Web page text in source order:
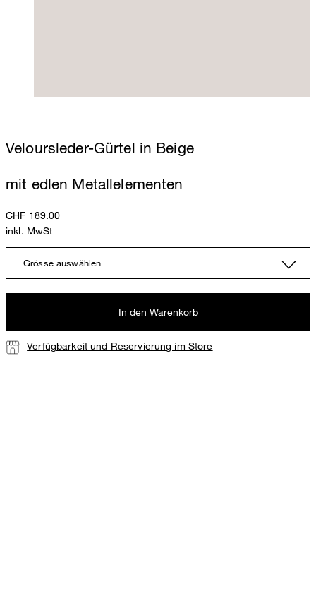
Veloursleder-Gürtel in Beige
mit edlen Metallelementen
CHF 189.00
inkl. MwSt
Grösse auswählen
In den Warenkorb
Verfügbarkeit und Reservierung im Store